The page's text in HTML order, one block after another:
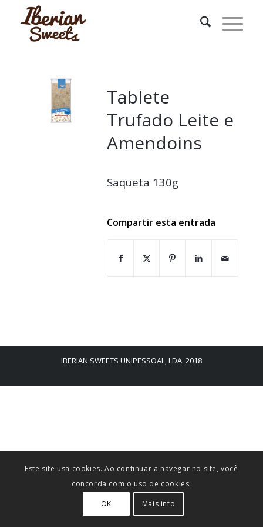
Tablete
Trufado Leite e
Amendoins
Saqueta 130g
Compartir esta entrada
IBERIAN SWEETS UNIPESSOAL, LDA. 2018
Este site usa cookies. Ao continuar a navegar no site, você
concorda com o uso de cookies.
OK Mais info